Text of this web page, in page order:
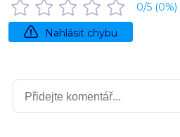
0/5 (0%)
Nahlásit chybu